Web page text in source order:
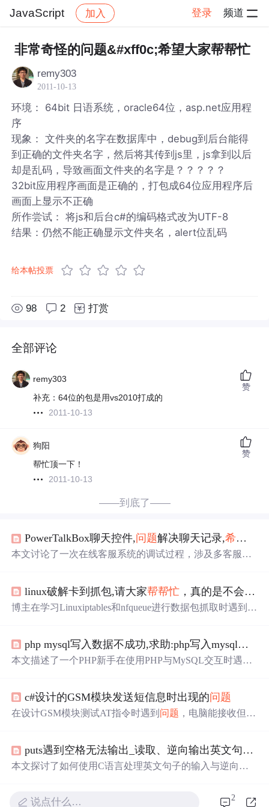
JavaScript 加入 登录 频道
社区 JavaScript 帖子详情
非常奇怪的问题&#xff0c;希望大家帮帮忙
remy303
2011-10-13
环境： 64bit 日语系统，oracle64位，asp.net应用程
序
现象： 文件夹的名字在数据库中，debug到后台能得
到正确的文件夹名字，然后将其传到js里，js拿到以后
却是乱码，导致画面文件夹的名字是？？？？？
32bit应用程序画面是正确的，打包成64位应用程序后
画面上显示不正确
所作尝试： 将js和后台c#的编码格式改为UTF-8
结果：仍然不能正确显示文件夹名，alert位乱码
给本帖投票
98 2 打赏
全部评论
remy303
补充：64位的包是用vs2010打成的
2011-10-13
赞
狗阳
帮忙顶一下！
2011-10-13
赞
——到底了——
PowerTalkBox聊天控件,问题解决聊天记录,希望
本文讨论了一次在线客服系统的调试过程，涉及多客服咨
linux破解卡到抓包,请大家帮帮忙 ，真的是不会了，本来想做个抓包工具的，结果卡这了...
博主在学习Linuxiptables和nfqueue进行数据包抓取时遇到一
主对数据包结构的理解存在疑问，例如如何正确获取IP、T
CP头信息，以及如何处理IP碎片标志位。此外，ping命令
些 问题让博主感到困扰，希望能得到高手的帮助。
php mysql写入数据不成功,求助:php写入mysql数据
本文描述了一个PHP新手在使用PHP与MySQL交互时遇到
异。作者寻求帮助，希望解决变量转义和正确存储数值的
问题。
c#设计的GSM模块发送短信息时出现的问题
在设计GSM模块测试AT指令时遇到 问题 ，电脑能接收但无
标手势编程、RTF显示、DLL调用、无焦点窗体键盘输入
以及异常处理的相关问题。
puts遇到空格无法输出_读取、逆向输出英文句子（二维数组存储）遇到的
本文探讨了如何使用C语言处理英文句子的输入与逆向输
说点什么… 2